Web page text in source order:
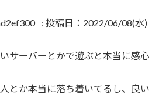
: 投稿日：2022/06/08(水)
サーバーとかで遊ぶと本当に感心
とか本当に落ち着いてるし、良い